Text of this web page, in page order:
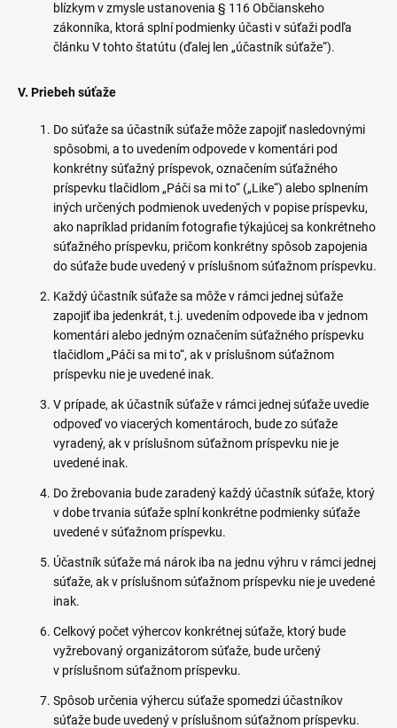
blízkym v zmysle ustanovenia § 116 Občianskeho
zákonníka, ktorá splní podmienky účasti v súťaži podľa
článku V tohto štatútu (ďalej len „účastník súťaže“).
V. Priebeh súťaže
Do súťaže sa účastník súťaže môže zapojiť nasledovnými
spôsobmi, a to uvedením odpovede v komentári pod
konkrétny súťažný príspevok, označením súťažného
príspevku tlačidlom „Páči sa mi to“ („Like“) alebo splnením
iných určených podmienok uvedených v popise príspevku,
ako napríklad pridaním fotografie týkajúcej sa konkrétneho
súťažného príspevku, pričom konkrétny spôsob zapojenia
do súťaže bude uvedený v príslušnom súťažnom príspevku.
Každý účastník súťaže sa môže v rámci jednej súťaže
zapojiť iba jedenkrát, t.j. uvedením odpovede iba v jednom
komentári alebo jedným označením súťažného príspevku
tlačidlom „Páči sa mi to“, ak v príslušnom súťažnom
príspevku nie je uvedené inak.
V prípade, ak účastník súťaže v rámci jednej súťaže uvedie
odpoveď vo viacerých komentároch, bude zo súťaže
vyradený, ak v príslušnom súťažnom príspevku nie je
uvedené inak.
Do žrebovania bude zaradený každý účastník súťaže, ktorý
v dobe trvania súťaže splní konkrétne podmienky súťaže
uvedené v súťažnom príspevku.
Účastník súťaže má nárok iba na jednu výhru v rámci jednej
súťaže, ak v príslušnom súťažnom príspevku nie je uvedené
inak.
Celkový počet výhercov konkrétnej súťaže, ktorý bude
vyžrebovaný organizátorom súťaže, bude určený
v príslušnom súťažnom príspevku.
Spôsob určenia výhercu súťaže spomedzi účastníkov
súťaže bude uvedený v príslušnom súťažnom príspevku.